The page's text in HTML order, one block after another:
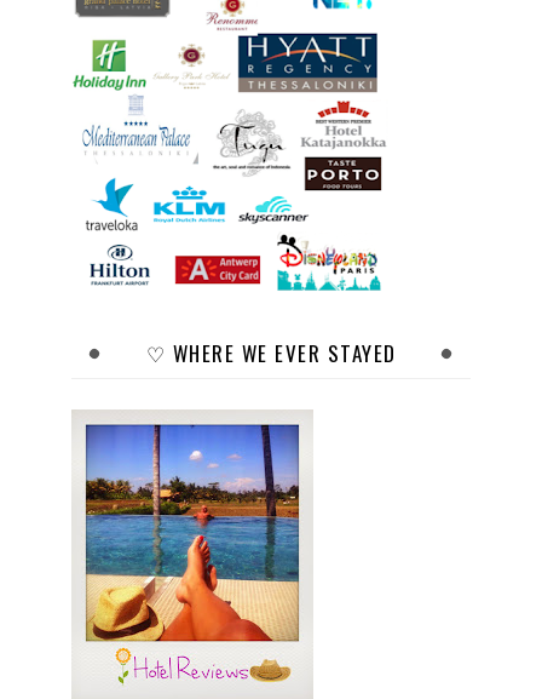
♡ WHERE WE EVER STAYED